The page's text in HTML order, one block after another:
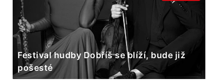
Festival hudby Dobříš se blíží, bude již
pošesté